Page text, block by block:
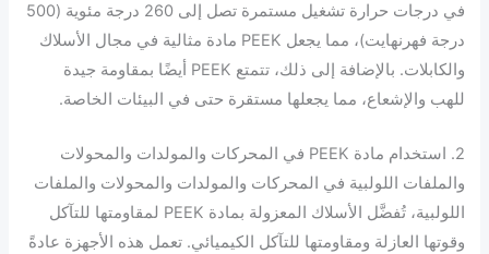
في درجات حرارة تشغيل مستمرة تصل إلى 260 درجة مئوية (500
درجة فهرنهايت)، مما يجعل PEEK مادة مثالية في مجال الأسلاك
والكابلات. بالإضافة إلى ذلك، تتمتع PEEK أيضًا بمقاومة جيدة
للهب والإشعاع، مما يجعلها مستقرة حتى في البيئات الخاصة.
2. استخدام مادة PEEK في المحركات والمولدات والمحولات
والملفات اللولبية في المحركات والمولدات والمحولات والملفات
اللولبية، تُفضَّل الأسلاك المعزولة بمادة PEEK لمقاومتها للتآكل
وقوتها العازلة ومقاومتها للتآكل الكيميائي. تعمل هذه الأجهزة عادةً